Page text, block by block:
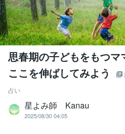
思春期の子どもをもつマ
ここを伸ばしてみよう
占い
星よみ師 Kanau
2025/08/30 04:05